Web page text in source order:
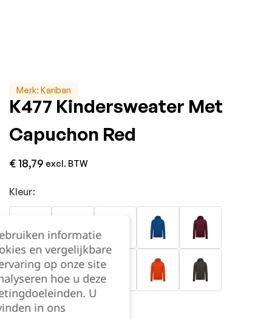
Merk: Kariban
K477 Kindersweater Met
Capuchon Red
€18,79 excl. BTW
Kleur:
Maat:
informatie
en vergelijkbare
op onze site
hoe u deze
U
in ons